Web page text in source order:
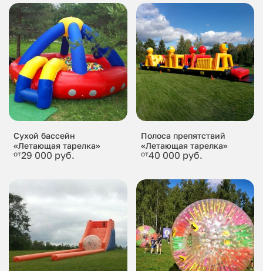
Сухой бассейн
«Летающая тарелка»
от29 000 руб.
Полоса препятствий
«Летающая тарелка»
от40 000 руб.